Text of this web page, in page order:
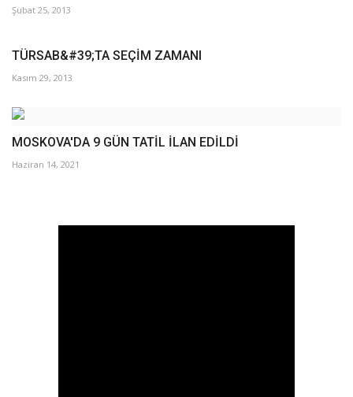
Şubat 25, 2013
TÜRSAB&#39;TA SEÇİM ZAMANI
Kasım 29, 2013
MOSKOVA'DA 9 GÜN TATİL İLAN EDİLDİ
Haziran 14, 2021